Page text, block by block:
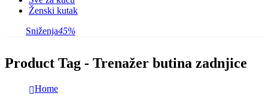
Ženski kutak
Sniženja45%
Product Tag - Trenažer butina zadnjice
Home